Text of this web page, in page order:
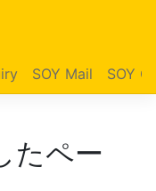
SOY Mail SOY
たペー